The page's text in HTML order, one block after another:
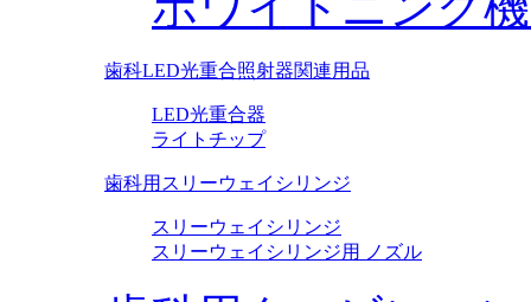
歯科LED光重合照射器関連用品
LED光重合器
ライトチップ
歯科用スリーウェイシリンジ
スリーウェイシリンジ
スリーウェイシリンジ用 ノズル